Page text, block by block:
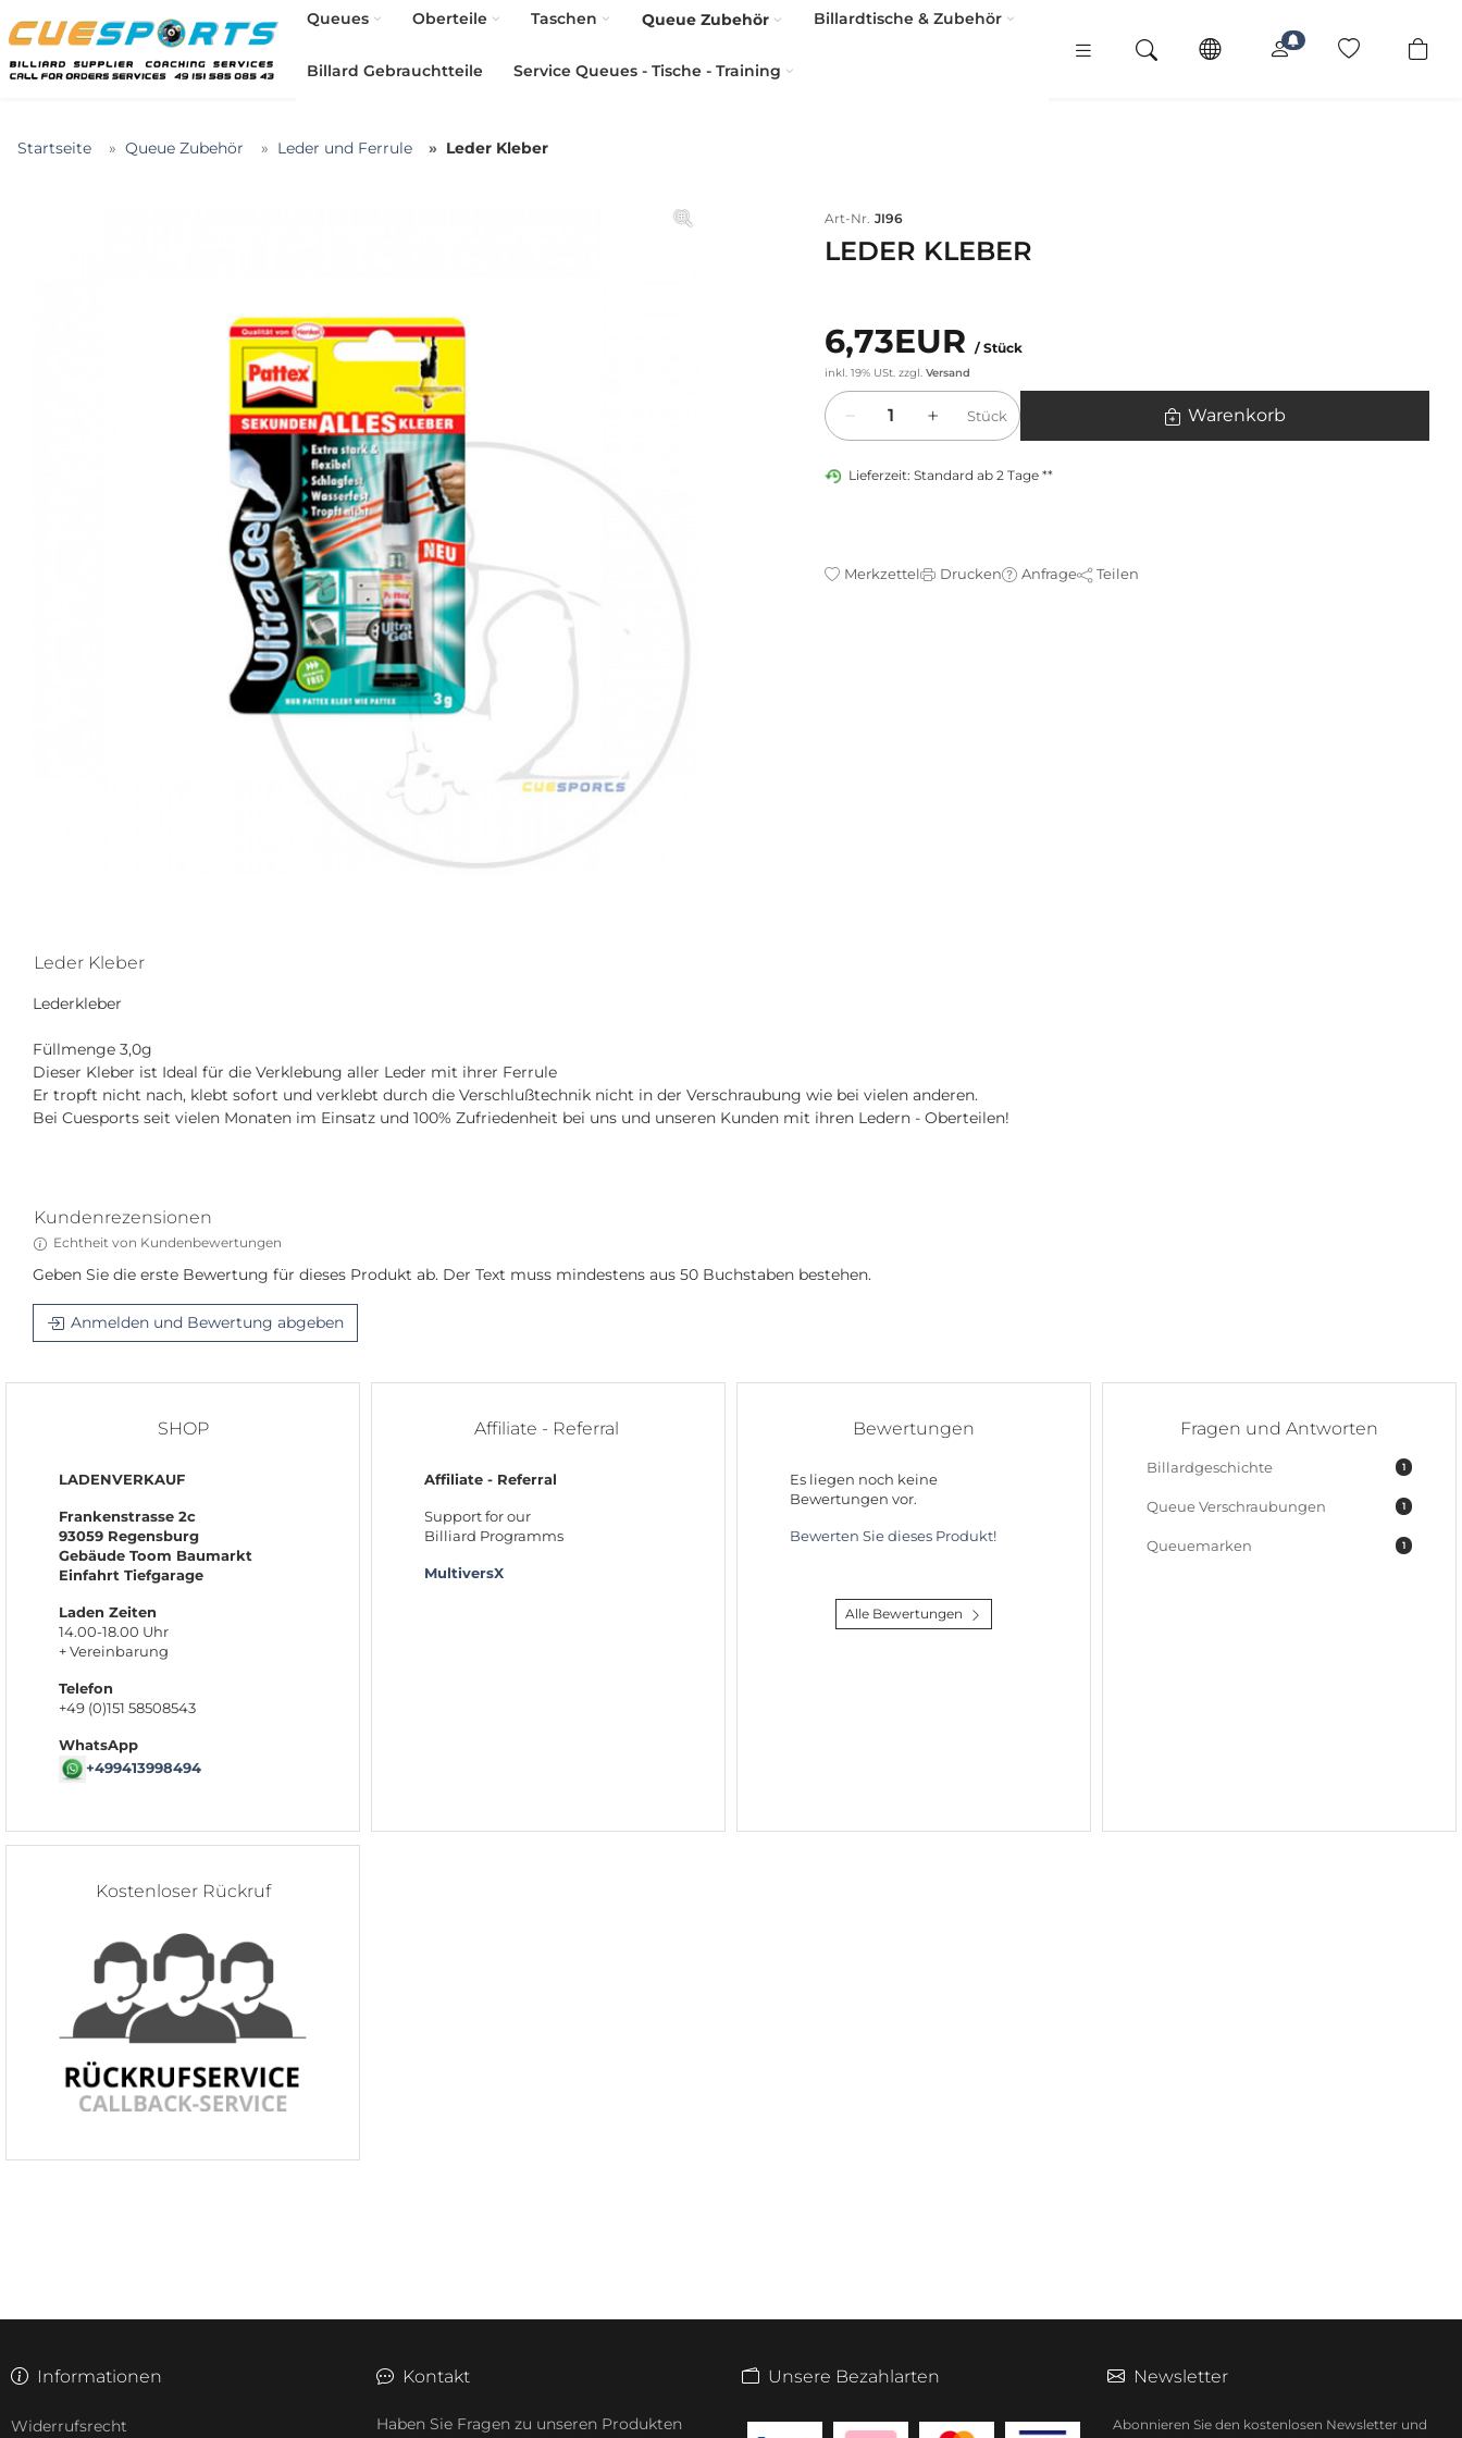
Queues Oberteile Taschen Queue Zubehör Billardtische & Zubehör
Billard Gebrauchtteile Service Queues - Tische - Training
Startseite Queue Zubehör Leder und Ferrule Leder Kleber
Art-Nr. JI96
LEDER KLEBER
6,73EUR / Stück
inkl. 19% USt. zzgl. Versand
Menge
Stück Warenkorb
Lieferzeit: Standard ab 2 Tage **
Merkzettel Drucken Anfrage Teilen
Leder Kleber
Lederkleber
Füllmenge 3,0g
Dieser Kleber ist Ideal für die Verklebung aller Leder mit ihrer Ferrule
Er tropft nicht nach, klebt sofort und verklebt durch die Verschlußtechnik nicht in der Verschraubung wie bei vielen anderen.
Bei Cuesports seit vielen Monaten im Einsatz und 100% Zufriedenheit bei uns und unseren Kunden mit ihren Ledern - Oberteilen!
Kundenrezensionen
Echtheit von Kundenbewertungen
Geben Sie die erste Bewertung für dieses Produkt ab. Der Text muss mindestens aus 50 Buchstaben bestehen.
Anmelden und Bewertung abgeben
SHOP
LADENVERKAUF
Frankenstrasse 2c
93059 Regensburg
Gebäude Toom Baumarkt
Einfahrt Tiefgarage
Laden Zeiten
14.00-18.00 Uhr
+ Vereinbarung
Telefon
+49 (0)151 58508543
WhatsApp
+499413998494
Affiliate - Referral
Affiliate - Referral
Support for our
Billiard Programms
MultiversX
Bewertungen
Es liegen noch keine
Bewertungen vor.
Bewerten Sie dieses Produkt!
Alle Bewertungen
Fragen und Antworten
1
Billardgeschichte
1
Queue Verschraubungen
1
Queuemarken
Kostenloser Rückruf
Informationen
Widerrufsrecht
Kontakt
Haben Sie Fragen zu unseren Produkten
Unsere Bezahlarten Newsletter
Abonnieren Sie den kostenlosen Newsletter und